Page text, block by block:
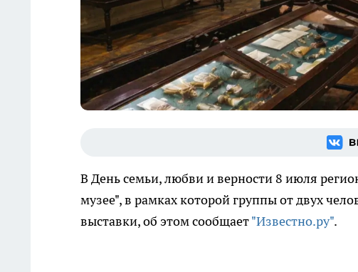
В День семьи, любви и верности 8 июля
музее", в рамках которой группы от двух
выставки, об этом сообщает"Известно.ру".